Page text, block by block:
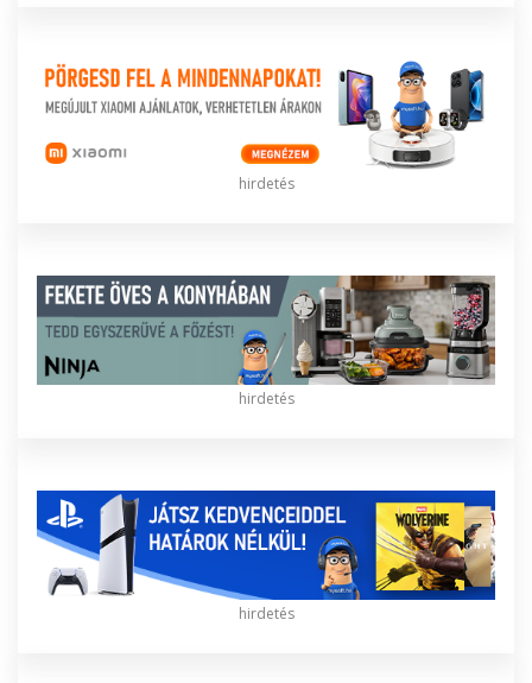
hirdetés
hirdetés
hirdetés